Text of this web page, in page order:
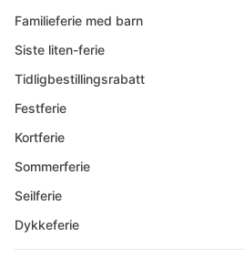
Familieferie med barn
Siste liten-ferie
Tidligbestillingsrabatt
Festferie
Kortferie
Sommerferie
Seilferie
Dykkeferie